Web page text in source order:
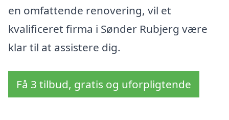
en omfattende renovering, vil et
kvalificeret firma i Sønder Rubjerg være
klar til at assistere dig.
Få 3 tilbud, gratis og uforpligtende